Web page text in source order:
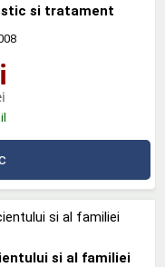
si tratament
si al familiei